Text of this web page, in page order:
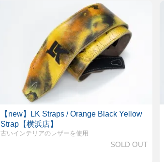
【new】LK Straps / Orange Black Yellow
Strap【横浜店】
古いインテリアのレザーを使用
SOLD OUT